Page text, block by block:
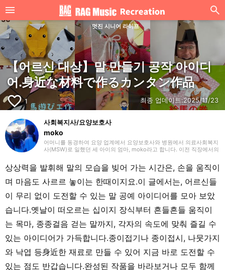
멋진 시니어 라이프
【어르신 대상】말 만들기 공작 아이디
어.身近な材料で作るカンタン作品
favorite_border 1 최종 업데이트:2025/11/23
사회복지사/요양보호사
moko
어머니를 동경하여 요양 업계에서 요양보호사와 병원에서 의료사회복지
사(MSW)로 일했던 세 아이의 엄마, moko라고 합니다. 이전 직장에서의
니다.
상상력을 발휘해 말의 모습을 빚어 가는 시간은, 손을 움직이
며 마음도 사르르 놓이는 한때이지요.이 글에서는, 어르신들
이 무리 없이 도전할 수 있는 말 공예 아이디어를 모아 보았
습니다.옛날이 떠오르는 십이지 장식부터 흔들흔들 움직이
는 목마, 종종걸음 걷는 말까지, 각자의 속도에 맞춰 즐길 수
있는 아이디어가 가득합니다.종이접기나 종이접시, 나뭇가지
와 낙엽 등身近한 재료로 만들 수 있어 지금 바로 도전할 수
있는 점도 반갑습니다.완성된 작품을 바라보거나 모두 함께